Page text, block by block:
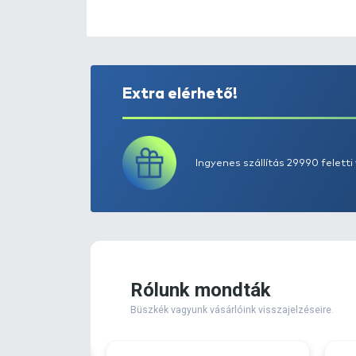
Extra elérhető!